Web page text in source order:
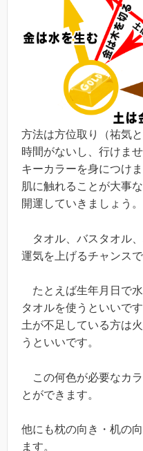
方法は方位取り（祐気
時間がないし、行けま
キーカラーを身につけま
肌に触れることが大事
開運していきましょう。
タオル、バスタオル
運気を上げるチャンスで
たとえば生年月日で
タオルを使うといいで
土が不足している方は
うといいです。
この何色が必要なカ
とができます。
他にも枕の向き・机の
ます。